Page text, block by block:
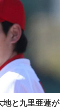
と九里亜蓮が